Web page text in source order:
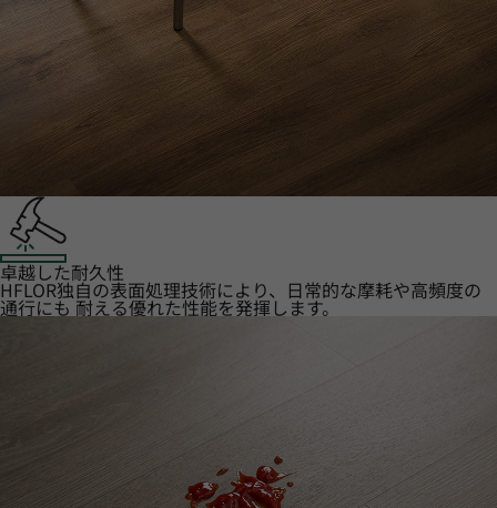
卓越した耐久性
HFLOR独自の表面処理技術により、日常的な摩耗や高頻度の
通行にも 耐える優れた性能を発揮します。